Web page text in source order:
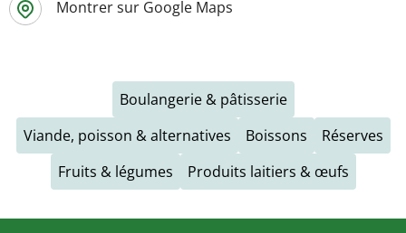
Montrer sur Google Maps
Boulangerie & pâtisserie
Viande, poisson & alternatives
Boissons
Réserves
Fruits & légumes
Produits laitiers & œufs